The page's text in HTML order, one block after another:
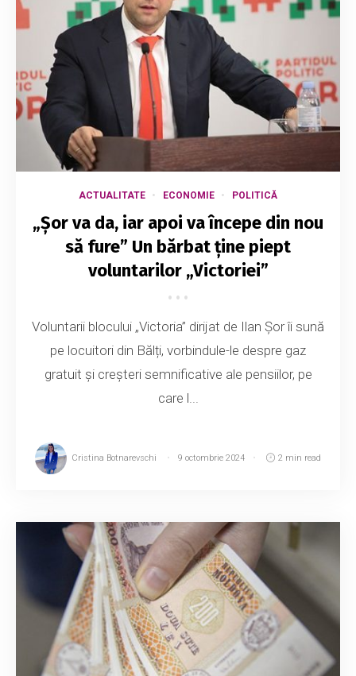
ACTUALITATE ECONOMIE POLITICĂ
„Șor va da, iar apoi va începe din nou
să fure” Un bărbat ține piept
voluntarilor „Victoriei”
Voluntarii blocului „Victoria” dirijat de Ilan Șor îi sună
pe locuitori din Bălți, vorbindule-le despre gaz
gratuit și creșteri semnificative ale pensiilor, pe
care l...
Cristina Botnarevschi 9 octombrie 2024 2 min read